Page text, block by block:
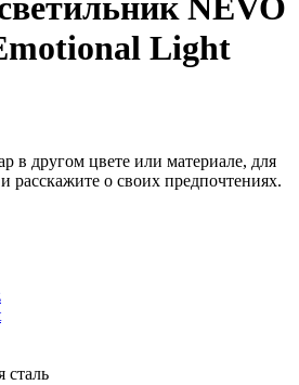
Light
в другом цвете или материале, для
расскажите о своих предпочтениях.